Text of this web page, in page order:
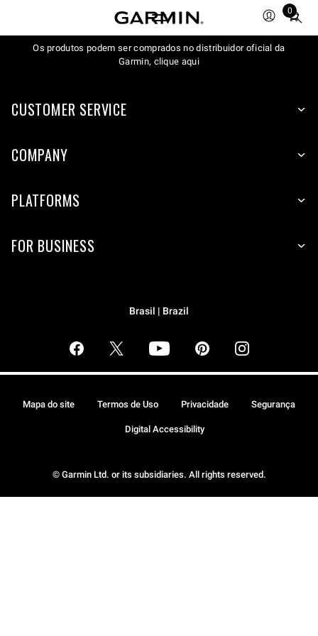
0
Total
items
in
Os produtos podem ser comprados no distribuidor oficial da
Garmin, clique aqui
CUSTOMER SERVICE
COMPANY
PLATFORMS
FOR BUSINESS
Brasil | Brazil
© Garmin Ltd. or its subsidiaries. All rights reserved.
Mapa do site Termos de Uso Privacidade Segurança
Digital Accessibility